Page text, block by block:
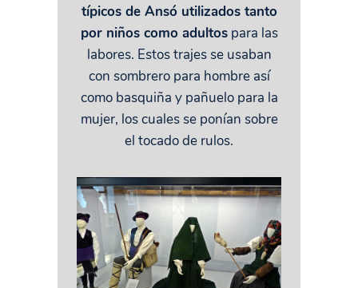
típicos de Ansó utilizados tanto
por niños como adultospara las
labores. Estos trajes se usaban
con sombrero para hombre así
como basquiña y pañuelo para la
mujer, los cuales se ponían sobre
el tocado de rulos.